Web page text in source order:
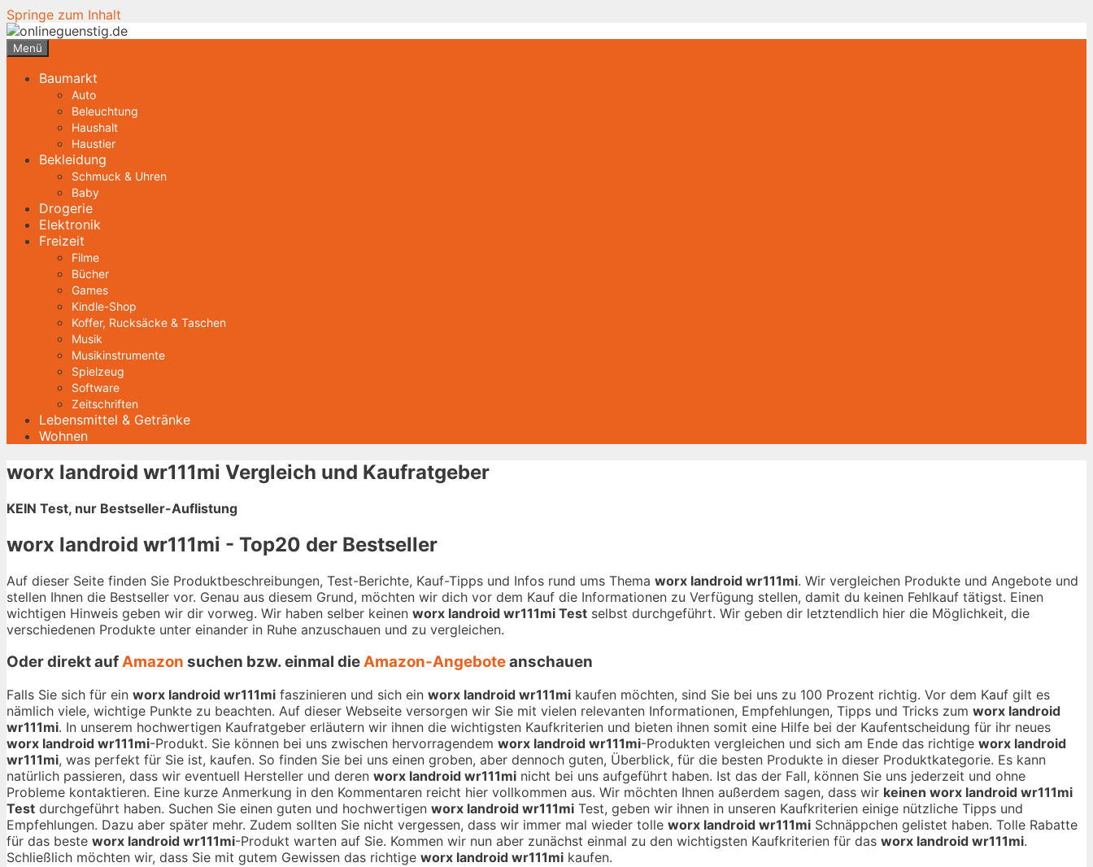
Springe zum Inhalt
Menü
Baumarkt
Auto
Beleuchtung
Haushalt
Haustier
Bekleidung
Schmuck & Uhren
Baby
Drogerie
Elektronik
Freizeit
Filme
Bücher
Games
Kindle-Shop
Koffer, Rucksäcke & Taschen
Musik
Musikinstrumente
Spielzeug
Software
Zeitschriften
Lebensmittel & Getränke
Wohnen
worx landroid wr111mi Vergleich und Kaufratgeber
KEIN Test, nur Bestseller-Auflistung
worx landroid wr111mi - Top20 der Bestseller
Auf dieser Seite finden Sie Produktbeschreibungen, Test-Berichte, Kauf-Tipps und Infos rund ums Thema worx landroid wr111mi. Wir vergleichen Produkte und Angebote und
stellen Ihnen die Bestseller vor. Genau aus diesem Grund, möchten wir dich vor dem Kauf die Informationen zu Verfügung stellen, damit du keinen Fehlkauf tätigst. Einen
wichtigen Hinweis geben wir dir vorweg. Wir haben selber keinen worx landroid wr111mi Test selbst durchgeführt. Wir geben dir letztendlich hier die Möglichkeit, die
verschiedenen Produkte unter einander in Ruhe anzuschauen und zu vergleichen.
Oder direkt aufAmazon suchen bzw. einmal dieAmazon-Angeboteanschauen
Falls Sie sich für ein worx landroid wr111mi faszinieren und sich ein worx landroid wr111mi kaufen möchten, sind Sie bei uns zu 100 Prozent richtig. Vor dem Kauf gilt es
nämlich viele, wichtige Punkte zu beachten. Auf dieser Webseite versorgen wir Sie mit vielen relevanten Informationen, Empfehlungen, Tipps und Tricks zum worx landroid
wr111mi. In unserem hochwertigen Kaufratgeber erläutern wir ihnen die wichtigsten Kaufkriterien und bieten ihnen somit eine Hilfe bei der Kaufentscheidung für ihr neues
worx landroid wr111mi-Produkt. Sie können bei uns zwischen hervorragendem worx landroid wr111mi-Produkten vergleichen und sich am Ende das richtige worx landroid
wr111mi, was perfekt für Sie ist, kaufen. So finden Sie bei uns einen groben, aber dennoch guten, Überblick, für die besten Produkte in dieser Produktkategorie. Es kann
natürlich passieren, dass wir eventuell Hersteller und deren worx landroid wr111mi nicht bei uns aufgeführt haben. Ist das der Fall, können Sie uns jederzeit und ohne
Probleme kontaktieren. Eine kurze Anmerkung in den Kommentaren reicht hier vollkommen aus. Wir möchten Ihnen außerdem sagen, dass wir keinen worx landroid wr111mi
Test durchgeführt haben. Suchen Sie einen guten und hochwertigen worx landroid wr111mi Test, geben wir ihnen in unseren Kaufkriterien einige nützliche Tipps und
Empfehlungen. Dazu aber später mehr. Zudem sollten Sie nicht vergessen, dass wir immer mal wieder tolle worx landroid wr111mi Schnäppchen gelistet haben. Tolle Rabatte
für das beste worx landroid wr111mi-Produkt warten auf Sie. Kommen wir nun aber zunächst einmal zu den wichtigsten Kaufkriterien für das worx landroid wr111mi.
Schließlich möchten wir, dass Sie mit gutem Gewissen das richtige worx landroid wr111mi kaufen.